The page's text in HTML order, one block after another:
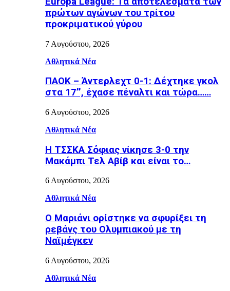
πρώτων αγώνων του τρίτου
προκριματικού γύρου
7 Αυγούστου, 2026
Αθλητικά Νέα
ΠΑΟΚ – Άντερλεχτ 0-1: Δέχτηκε γκολ
στα 17’’, έχασε πέναλτι και τώρα……
6 Αυγούστου, 2026
Αθλητικά Νέα
Η ΤΣΣΚΑ Σόφιας νίκησε 3-0 την
Μακάμπι Τελ Αβίβ και είναι το…
6 Αυγούστου, 2026
Αθλητικά Νέα
Ο Μαριάνι ορίστηκε να σφυρίξει τη
ρεβάνς του Ολυμπιακού με τη
Ναϊμέγκεν
6 Αυγούστου, 2026
Αθλητικά Νέα